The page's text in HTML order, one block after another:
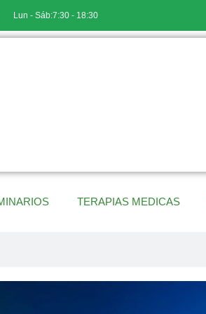
Lun - Sáb:7:30 - 18:30
TERAPIAS MEDICAS